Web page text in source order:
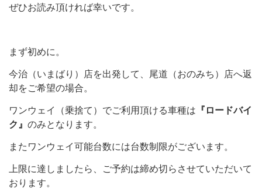
ぜひお読み頂ければ幸いです。
まず初めに。
今治（いまばり）店を出発して、尾道（おのみち）店へ返
却をご希望の場合。
ワンウェイ（乗捨て）でご利用頂ける車種は 『ロードバイ
ク』 のみとなります。
またワンウェイ可能台数には台数制限がございます。
上限に達しましたら、ご予約は締め切らさせていただいて
おります。